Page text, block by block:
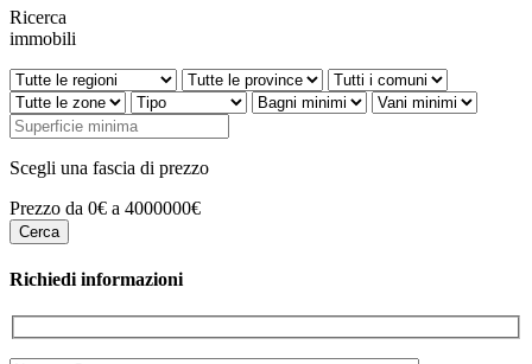
Ricerca
immobili
Scegli una fascia di prezzo
Prezzo da 0€ a 4000000€
Richiedi informazioni